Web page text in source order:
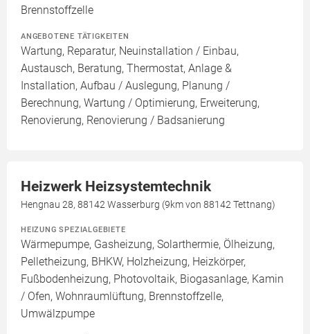
Brennstoffzelle
ANGEBOTENE TÄTIGKEITEN
Wartung, Reparatur, Neuinstallation / Einbau,
Austausch, Beratung, Thermostat, Anlage &
Installation, Aufbau / Auslegung, Planung /
Berechnung, Wartung / Optimierung, Erweiterung,
Renovierung, Renovierung / Badsanierung
Heizwerk Heizsystemtechnik
Hengnau 28, 88142 Wasserburg (9km von 88142 Tettnang)
HEIZUNG SPEZIALGEBIETE
Wärmepumpe, Gasheizung, Solarthermie, Ölheizung,
Pelletheizung, BHKW, Holzheizung, Heizkörper,
Fußbodenheizung, Photovoltaik, Biogasanlage, Kamin
/ Ofen, Wohnraumlüftung, Brennstoffzelle,
Umwälzpumpe